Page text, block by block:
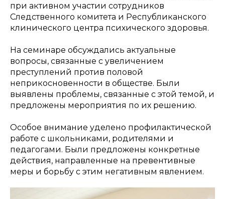
при активном участии сотрудников
Следственного комитета и Республиканского
клинического центра психического здоровья.
На семинаре обсуждались актуальные
вопросы, связанные с увеличением
преступлений против половой
неприкосновенности в обществе. Были
выявлены проблемы, связанные с этой темой, и
предложены мероприятия по их решению.
Особое внимание уделено профилактической
работе с школьниками, родителями и
педагогами. Были предложены конкретные
действия, направленные на превентивные
меры и борьбу с этим негативным явлением.